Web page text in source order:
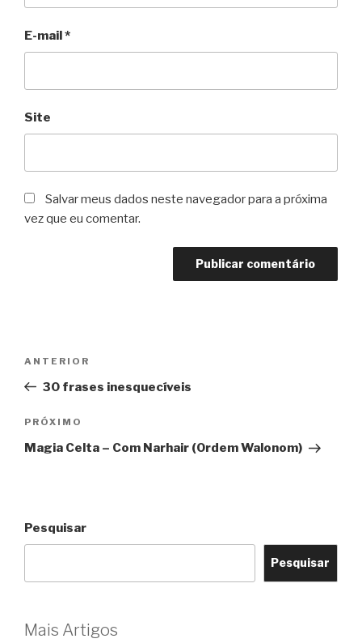
E-mail*
Site
Salvar meus dados neste navegador para a próxima
vez que eu comentar.
Post
Post
anterior
ANTERIOR
30 frases inesquecíveis
Próximo
post
PRÓXIMO
Magia Celta – Com Narhair (Ordem Walonom)
Pesquisar
Pesquisar
Mais Artigos